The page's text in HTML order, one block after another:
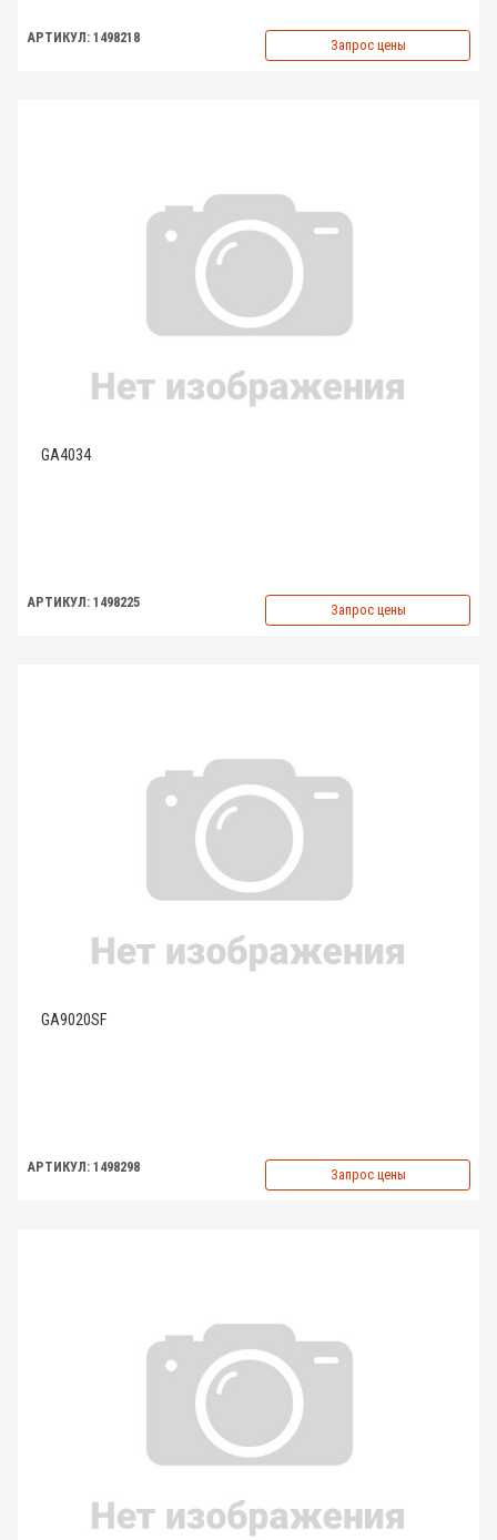
АРТИКУЛ: 1498218 Запрос цены
GA4034
АРТИКУЛ: 1498225 Запрос цены
GA9020SF
АРТИКУЛ: 1498298 Запрос цены